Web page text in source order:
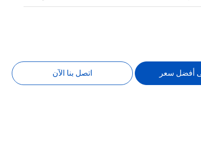
أفضل سعر اتصل بنا الآن